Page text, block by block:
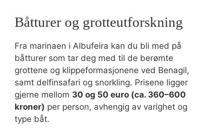
Båtturer og grotteutforskning
Fra marinaen i Albufeira kan du bli med på
båtturer som tar deg med til de berømte
grottene og klippeformasjonene ved Benagil,
samt delfinsafari og snorkling. Prisene ligger
gjerne mellom 30 og 50 euro (ca. 360–600
kroner) per person, avhengig av varighet og
type båt.